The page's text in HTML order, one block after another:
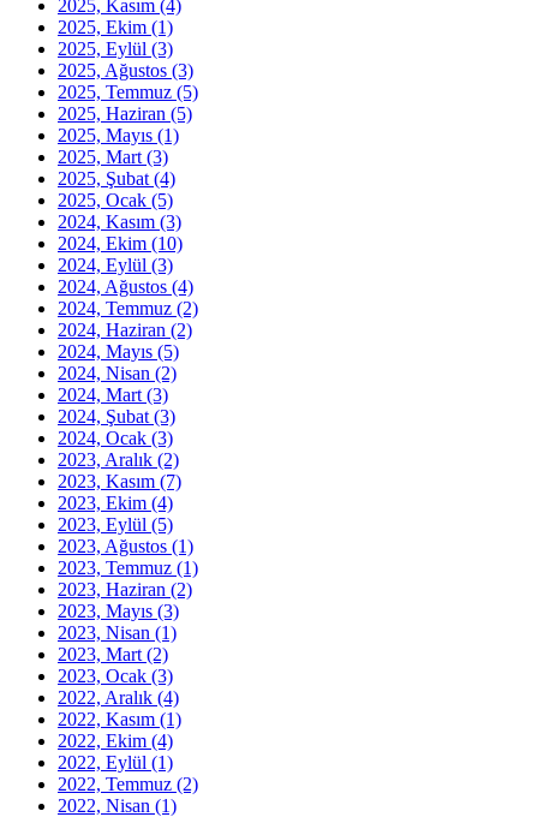
2025, Kasım (4)
2025, Ekim (1)
2025, Eylül (3)
2025, Ağustos (3)
2025, Temmuz (5)
2025, Haziran (5)
2025, Mayıs (1)
2025, Mart (3)
2025, Şubat (4)
2025, Ocak (5)
2024, Kasım (3)
2024, Ekim (10)
2024, Eylül (3)
2024, Ağustos (4)
2024, Temmuz (2)
2024, Haziran (2)
2024, Mayıs (5)
2024, Nisan (2)
2024, Mart (3)
2024, Şubat (3)
2024, Ocak (3)
2023, Aralık (2)
2023, Kasım (7)
2023, Ekim (4)
2023, Eylül (5)
2023, Ağustos (1)
2023, Temmuz (1)
2023, Haziran (2)
2023, Mayıs (3)
2023, Nisan (1)
2023, Mart (2)
2023, Ocak (3)
2022, Aralık (4)
2022, Kasım (1)
2022, Ekim (4)
2022, Eylül (1)
2022, Temmuz (2)
2022, Nisan (1)